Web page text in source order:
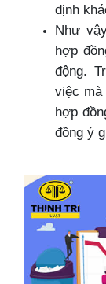
định
Như
hợp
động.
việc mà
hợp
đồng ý